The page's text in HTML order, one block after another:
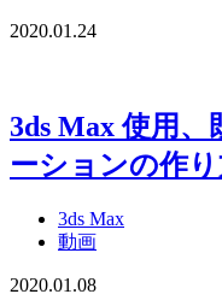
2020.01.24
3ds Max 使用
ーションの作
3ds Max
動画
2020.01.08